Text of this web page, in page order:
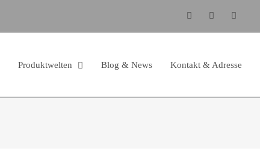
FacebookInstagram
E-
Produktwelten Blog & News Kontakt & Adresse